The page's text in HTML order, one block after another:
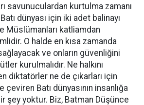
savunuculardan kurtulma zamanı
dünyası için iki adet balinayı
Müslümanları katliamdan
O halde en kısa zamanda
ve onların güvenliğini
kurulmalıdır. Ne halkını
diktatörler ne de çıkarları için
çeviren Batı dünyasının insanlığa
şey yoktur. Biz, Batman Düşünce